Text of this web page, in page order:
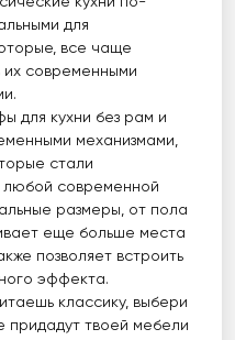
для
все чаще
их современными
для кухни без рам и
механизмами,
стали
любой современной
размеры, от пола
еще больше места
позволяет встроить
эффекта.
классику, выбери
придадут твоей мебели